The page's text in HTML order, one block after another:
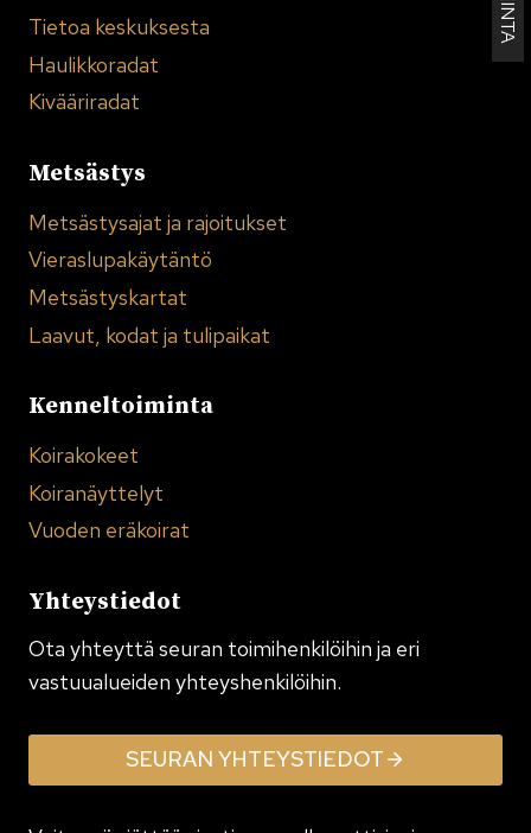
Tietoa keskuksesta
Haulikkoradat
Kivääriradat
Metsästys
Metsästysajat ja rajoitukset
Vieraslupakäytäntö
Metsästyskartat
Laavut, kodat ja tulipaikat
Kenneltoiminta
Koirakokeet
Koiranäyttelyt
Vuoden eräkoirat
Yhteystiedot
Ota yhteyttä seuran toimi­henkilöihin ja eri
vastuualueiden yhteyshenkilöihin.
SEURAN YHTEYSTIEDOT